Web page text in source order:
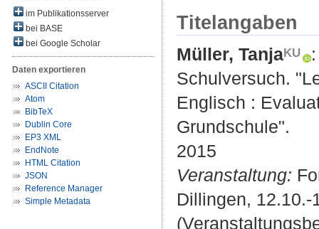
im Publikationsserver
bei BASE
bei Google Scholar
Daten exportieren
ASCII Citation
Atom
BibTeX
Dublin Core
EP3 XML
EndNote
HTML Citation
JSON
Reference Manager
Simple Metadata
Titelangaben
Müller, Tanja
:
Schulversuch.
Englisch :
Grundschule".
2015
Veranstaltung:
Dillingen,